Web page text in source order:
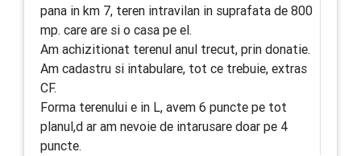
pana in km 7, teren intravilan in suprafata de 800
mp. care are si o casa pe el.
Am achizitionat terenul anul trecut, prin donatie.
Am cadastru si intabulare, tot ce trebuie, extras
CF.
Forma terenului e in L, avem 6 puncte pe tot
planul,d ar am nevoie de intarusare doar pe 4
puncte.